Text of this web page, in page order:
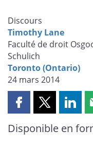
Discours
Timothy Lane
Faculté de droit
Schulich
Toronto (Ontario)
24 mars 2014
Partager
page
Partager
page page
Disponible en